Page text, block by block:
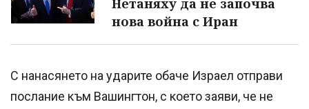
Нетаняху да не започва
нова война с Иран
С нанасянето на ударите обаче Израел отправи
послание към Вашингтон, с което заяви, че не